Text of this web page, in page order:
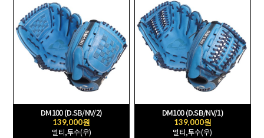
DM100 (D.SB/NV/2)
139,000원
멀티,투수(우)
DM100 (D.SB/NV/1)
139,000원
멀티,투수(우)